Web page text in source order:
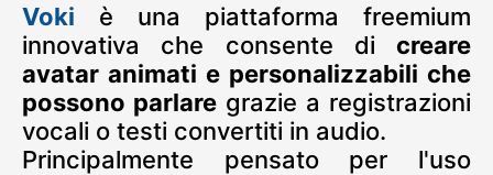
Voki è una piattaforma freemium
innovativa che consente di creare
avatar animati e personalizzabili che
possono parlare grazie a registrazioni
vocali o testi convertiti in audio.
Principalmente pensato per l'uso